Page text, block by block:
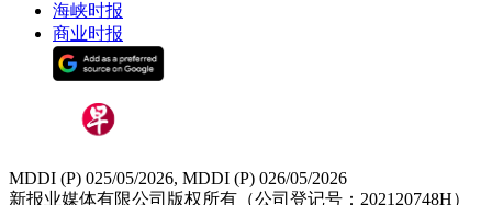
海峡时报
商业时报
MDDI (P) 025/05/2026, MDDI (P) 026/05/2026
新报业媒体有限公司版权所有（公司登记号：202120748H）